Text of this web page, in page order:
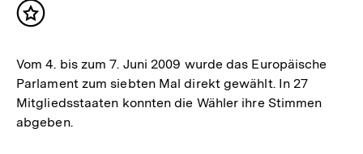
Inhalt
Vom 4. bis zum 7. Juni 2009 wurde das Europäische
Parlament zum siebten Mal direkt gewählt. In 27
Mitgliedsstaaten konnten die Wähler ihre Stimmen
abgeben.